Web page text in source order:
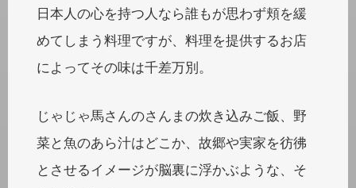
日本人の心を持つ人なら誰もが思わず頬を緩
めてしまう料理ですが、料理を提供するお店
によってその味は千差万別。
じゃじゃ馬さんのさんまの炊き込みご飯、野
菜と魚のあら汁はどこか、故郷や実家を彷彿
とさせるイメージが脳裏に浮かぶような、そ